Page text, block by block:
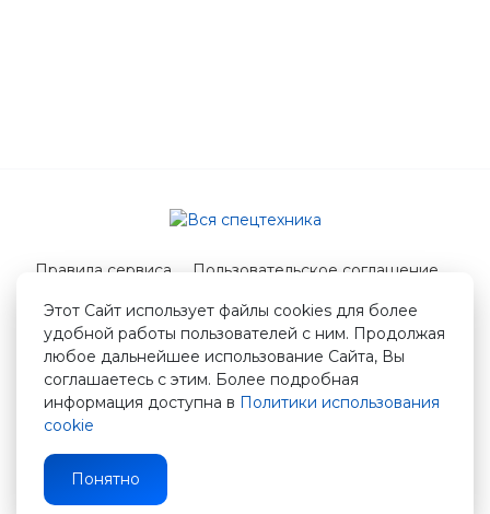
Этот Сайт использует файлы cookies для более
удобной работы пользователей с ним. Продолжая
любое дальнейшее использование Сайта, Вы
соглашаетесь с этим. Более подробная
информация доступна в Политики использования
cookie
Понятно
Правила сервиса
Пользовательское соглашение
© 2026 Вся спецтехника
info@vstshop.ru